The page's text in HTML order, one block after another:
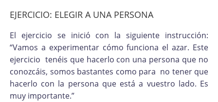
EJERCICIO: ELEGIR A UNA PERSONA
El ejercicio se inició con la siguiente instrucción:
“Vamos a experimentar cómo funciona el azar. Este
ejercicio tenéis que hacerlo con una persona que no
conozcáis, somos bastantes como para no tener que
hacerlo con la persona que está a vuestro lado. Es
muy importante.”